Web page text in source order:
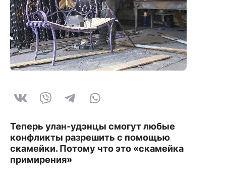
Теперь улан-удэнцы смогут любые
конфликты разрешить с помощью
скамейки. Потому что это «скамейка
примирения»